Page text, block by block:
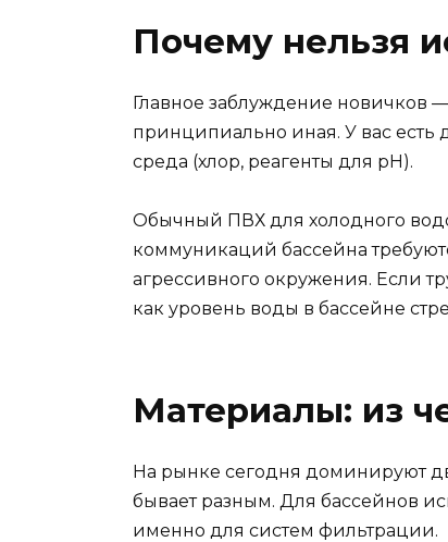
Почему нельзя
Главное заблуждение новичков
принципиально иная. У вас
среда (хлор, реагенты для pH).
Обычный ПВХ для холодного
коммуникаций бассейна
агрессивного окружения. Если
как уровень воды в бассейне
Материалы: из
На рынке сегодня доминируют
бывает разным. Для бассейнов
именно для систем фильтрации.